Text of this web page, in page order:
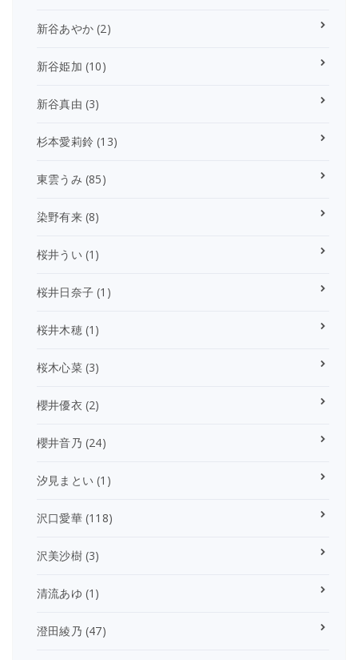
新谷あやか (2)
新谷姫加 (10)
新谷真由 (3)
杉本愛莉鈴 (13)
東雲うみ (85)
染野有来(8)
桜井うい (1)
桜井日奈子 (1)
桜井木穂(1)
桜木心菜(3)
櫻井優衣 (2)
櫻井音乃 (24)
汐見まとい (1)
沢口愛華(118)
沢美沙樹(3)
清流あゆ (1)
澄田綾乃 (47)